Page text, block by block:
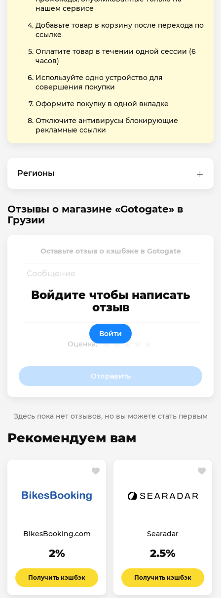
нашем сервисе
Добавьте товар в корзину после перехода по
ссылке
Оплатите товар в течении одной сессии (6
часов)
Используйте одно устройство для
совершения покупки
Оформите покупку в одной вкладке
Отключите антивирусы блокирующие
рекламные ссылки
Регионы
Отзывы о магазине «Gotogate» в
Грузии
Оставьте отзыв о кэшбэке в Gotogate
Оценка:
Отправить
Войдите чтобы написать
отзыв
Войти
Здесь пока нет отзывов, но вы можете стать первым
Рекомендуем вам
BikesBooking.com
2%
Получить кэшбэк
Searadar
2.5%
Получить кэшбэк